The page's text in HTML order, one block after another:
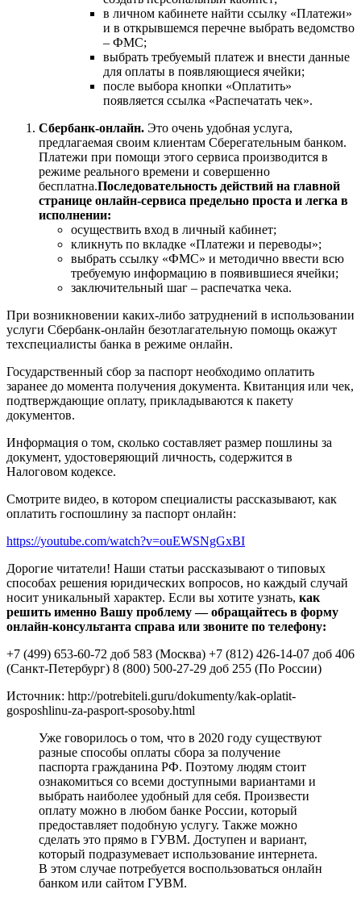
в личном кабинете найти ссылку «Платежи»
и в открывшемся перечне выбрать ведомство
– ФМС;
выбрать требуемый платеж и внести данные
для оплаты в появляющиеся ячейки;
после выбора кнопки «Оплатить»
появляется ссылка «Распечатать чек».
Сбербанк-онлайн. Это очень удобная услуга,
предлагаемая своим клиентам Сберегательным банком.
Платежи при помощи этого сервиса производится в
режиме реального времени и совершенно
бесплатна.Последовательность действий на главной
странице онлайн-сервиса предельно проста и легка в
исполнении:
осуществить вход в личный кабинет;
кликнуть по вкладке «Платежи и переводы»;
выбрать ссылку «ФМС» и методично ввести всю
требуемую информацию в появившиеся ячейки;
заключительный шаг – распечатка чека.
При возникновении каких-либо затруднений в использовании
услуги Сбербанк-онлайн безотлагательную помощь окажут
техспециалисты банка в режиме онлайн.
Государственный сбор за паспорт необходимо оплатить
заранее до момента получения документа. Квитанция или чек,
подтверждающие оплату, прикладываются к пакету
документов.
Информация о том, сколько составляет размер пошлины за
документ, удостоверяющий личность, содержится в
Налоговом кодексе.
Смотрите видео, в котором специалисты рассказывают, как
оплатить госпошлину за паспорт онлайн:
https://youtube.com/watch?v=ouEWSNgGxBI
Дорогие читатели! Наши статьи рассказывают о типовых
способах решения юридических вопросов, но каждый случай
носит уникальный характер. Если вы хотите узнать, как
решить именно Вашу проблему — обращайтесь в форму
онлайн-консультанта справа или звоните по телефону:
+7 (499) 653-60-72 доб 583 (Москва) +7 (812) 426-14-07 доб 406
(Санкт-Петербург) 8 (800) 500-27-29 доб 255 (По России)
Источник: http://potrebiteli.guru/dokumenty/kak-oplatit-
gosposhlinu-za-pasport-sposoby.html
Уже говорилось о том, что в 2020 году существуют
разные способы оплаты сбора за получение
паспорта гражданина РФ. Поэтому людям стоит
ознакомиться со всеми доступными вариантами и
выбрать наиболее удобный для себя. Произвести
оплату можно в любом банке России, который
предоставляет подобную услугу. Также можно
сделать это прямо в ГУВМ. Доступен и вариант,
который подразумевает использование интернета.
В этом случае потребуется воспользоваться онлайн
банком или сайтом ГУВМ.